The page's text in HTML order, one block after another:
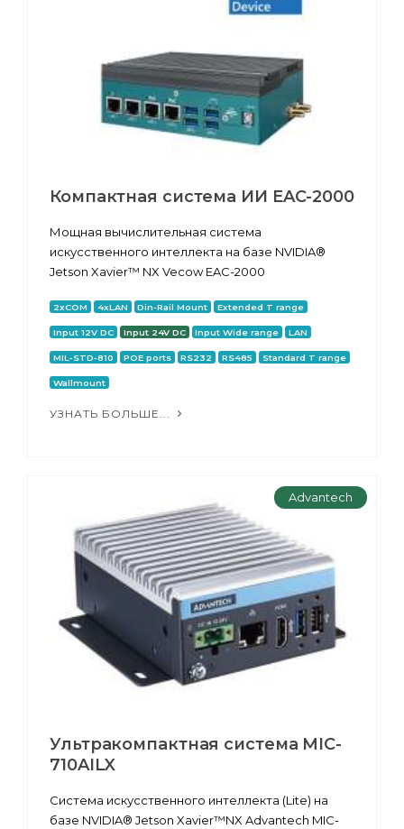
Компактная система ИИ EAC-2000
Мощная вычислительная система
искусственного интеллекта на базе NVIDIA®
Jetson Xavier™ NX Vecow EAC-2000
2xCOM 4xLAN Din-Rail Mount Extended T range
Input 12V DC Input 24V DC Input Wide range LAN
MIL-STD-810 POE ports RS232 RS485 Standard T range
Wallmount
УЗНАТЬ БОЛЬШЕ...
Advantech
Ультракомпактная система MIC-
710AILX
Система искусственного интеллекта (Lite) на
базе NVIDIA® Jetson Xavier™NX Advantech MIC-